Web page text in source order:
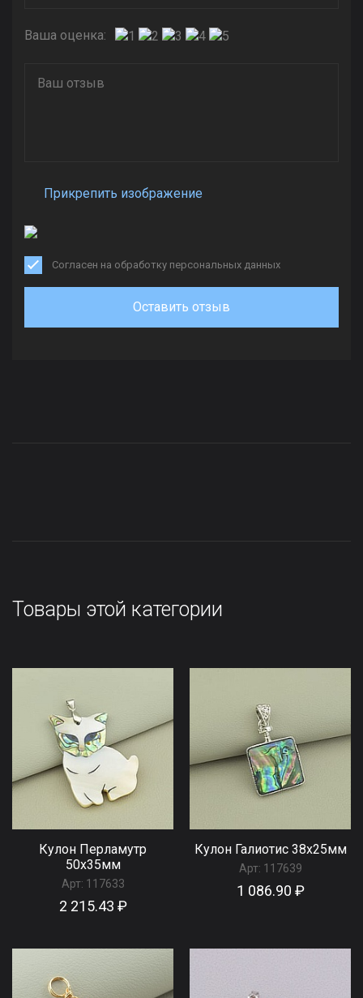
Ваша оценка:
Прикрепить изображение
Согласен на обработку персональных данных
Оставить отзыв
Товары этой категории
Кулон Перламутр
50x35мм
Арт: 117633
2 215.43 ₽
Кулон Галиотис 38x25мм
Арт: 117639
1 086.90 ₽